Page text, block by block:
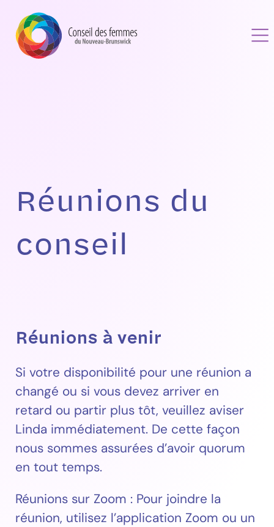
Aller
au
contenu
Réunions du
conseil
Réunions à venir
Si votre disponibilité pour une réunion a
changé ou si vous devez arriver en
retard ou partir plus tôt, veuillez aviser
Linda immédiatement. De cette façon
nous sommes assurées d’avoir quorum
en tout temps.
Réunions sur Zoom : Pour joindre la
réunion, utilisez l’application Zoom ou un